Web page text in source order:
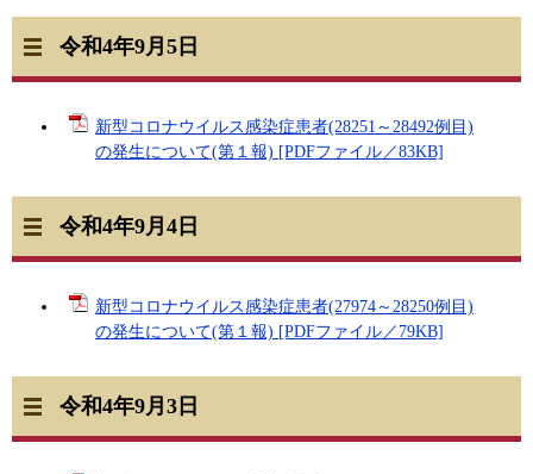
令和4年9月5日
新型コロナウイルス感染症患者(28251～28492例目)
の発生について(第１報) [PDFファイル／83KB]
令和4年9月4日
新型コロナウイルス感染症患者(27974～28250例目)
の発生について(第１報) [PDFファイル／79KB]
令和4年9月3日